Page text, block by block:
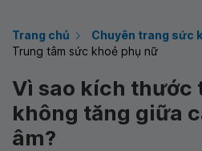
Trang chủ
Chuyên trang sức
Trung tâm sức khoẻ phụ nữ
Vì sao kích thước
không tăng giữa
âm?